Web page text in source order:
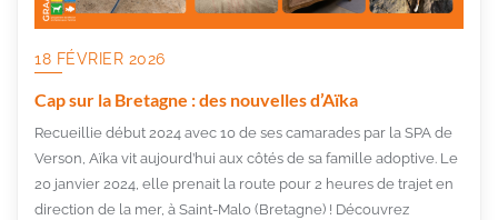
18 FÉVRIER 2026
Cap sur la Bretagne : des nouvelles d’Aïka
Recueillie début 2024 avec 10 de ses camarades par la SPA de
Verson, Aïka vit aujourd’hui aux côtés de sa famille adoptive. Le
20 janvier 2024, elle prenait la route pour 2 heures de trajet en
direction de la mer, à Saint-Malo (Bretagne) ! Découvrez